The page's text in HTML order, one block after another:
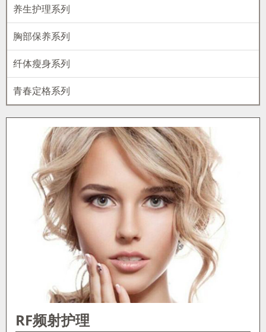
养生护理系列
胸部保养系列
纤体瘦身系列
青春定格系列
RF频射护理